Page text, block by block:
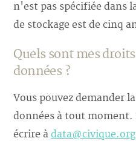
n'est pas spécifiée dans
de stockage est de cinq
Quels sont mes
données ?
Vous pouvez demander
données à tout moment.
écrire àdata@civique.org